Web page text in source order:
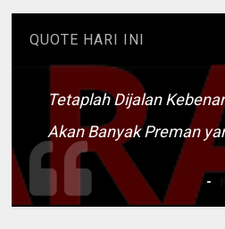
QUOTE HARI INI
Tetaplah Dijalan
Akan Banyak Preman
-